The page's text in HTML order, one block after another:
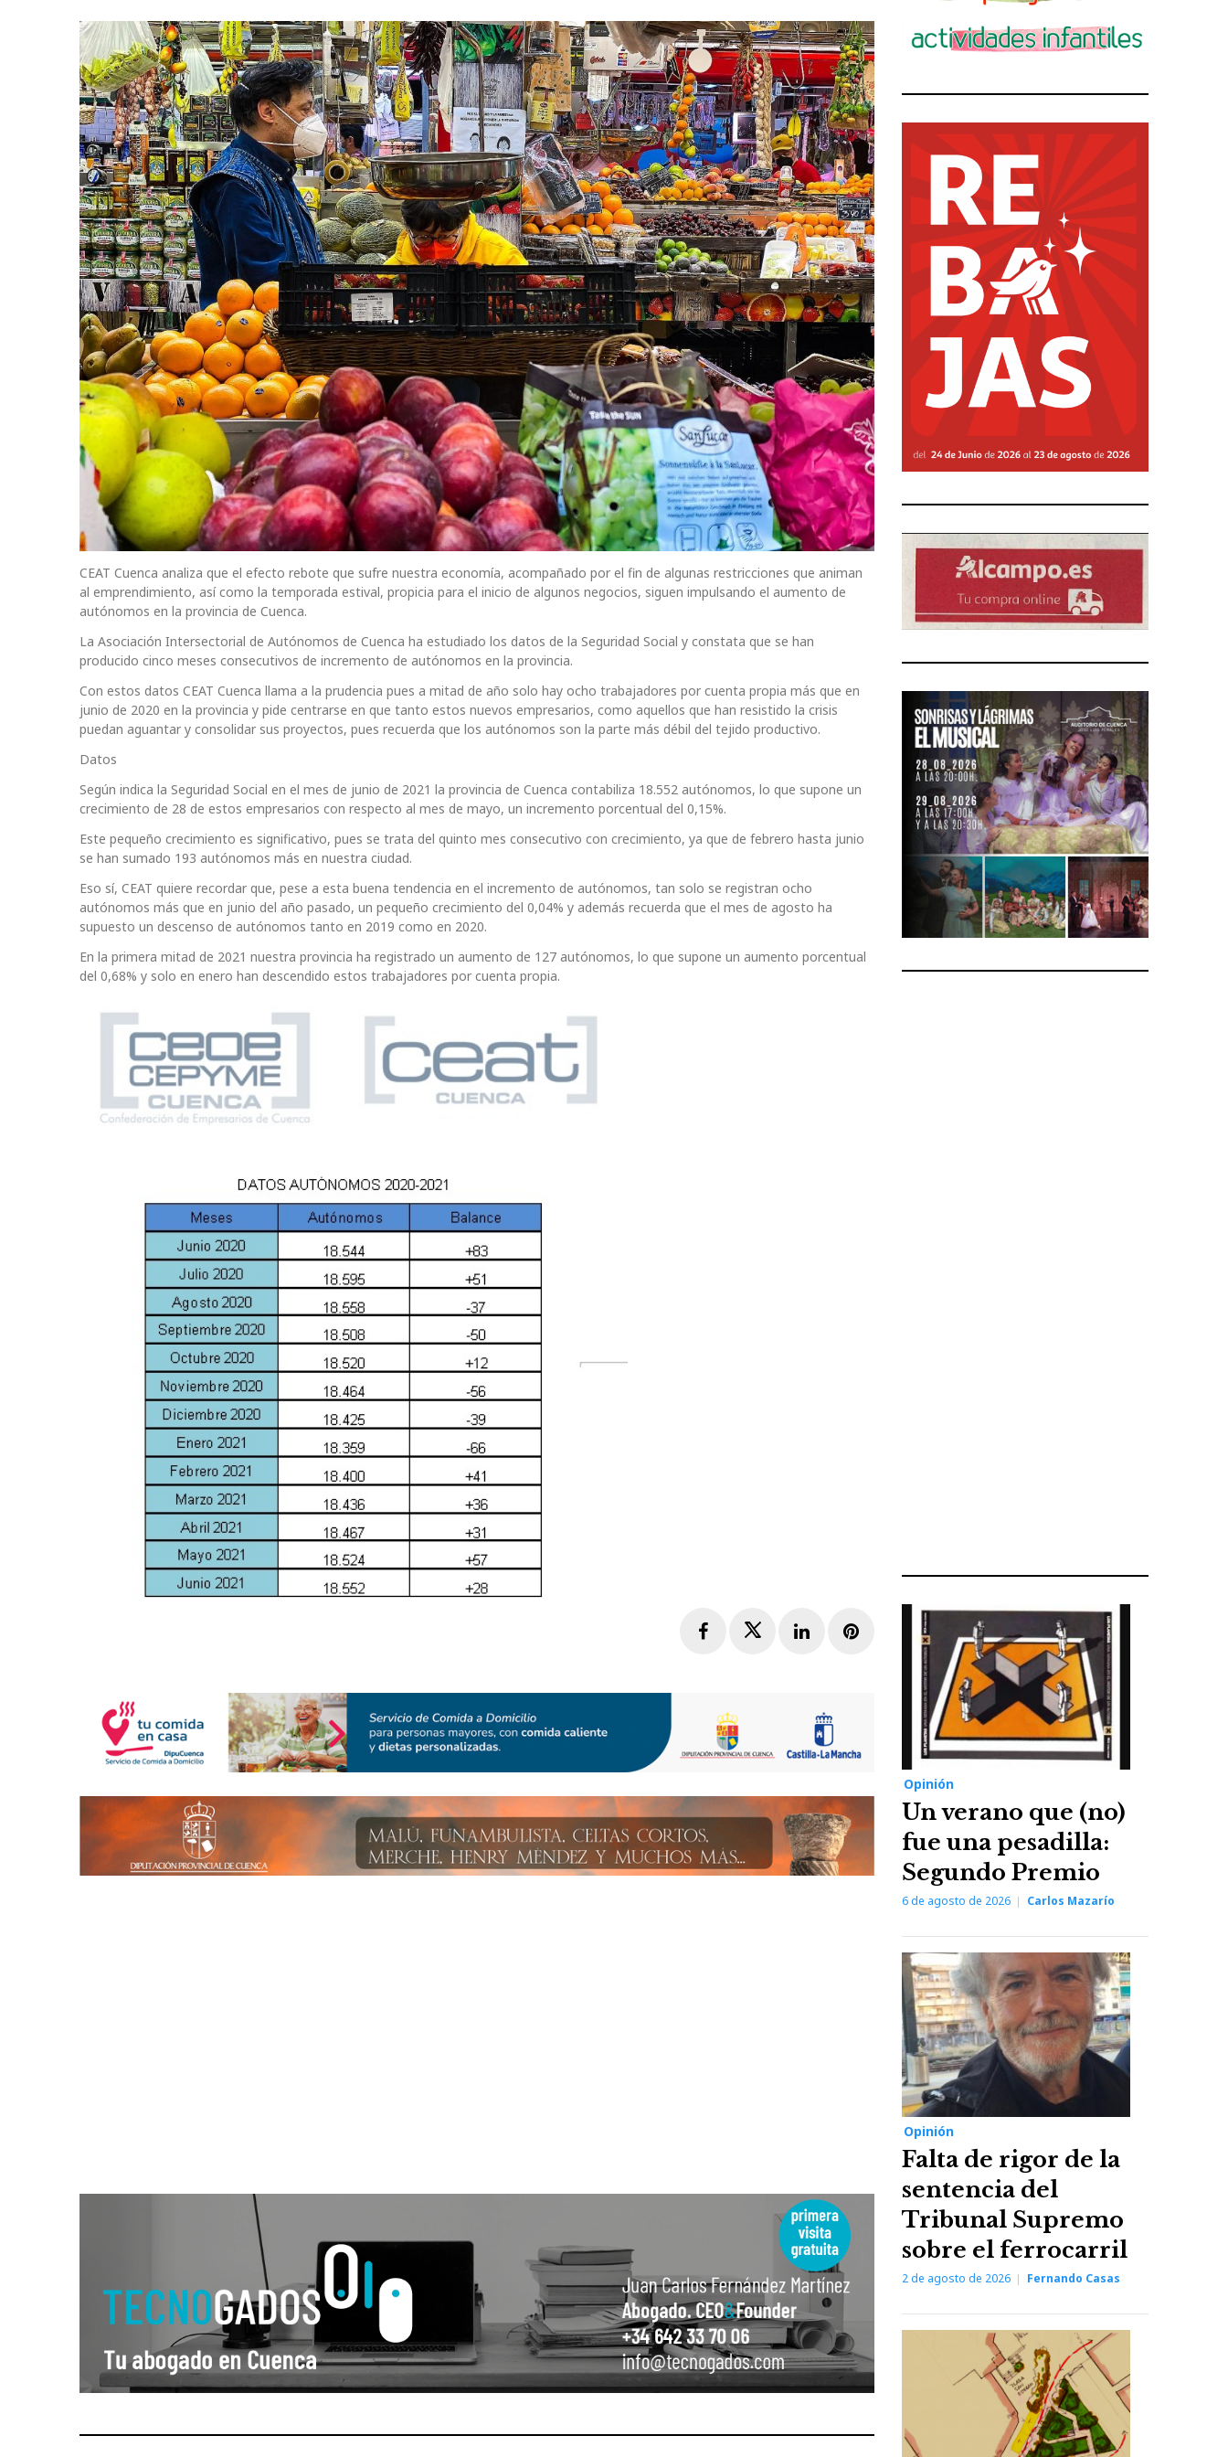
CEAT Cuenca analiza que el efecto rebote que sufre nuestra economía, acompañado por el fin de algunas restricciones que animan
al emprendimiento, así como la temporada estival, propicia para el inicio de algunos negocios, siguen impulsando el aumento de
autónomos en la provincia de Cuenca.
La Asociación Intersectorial de Autónomos de Cuenca ha estudiado los datos de la Seguridad Social y constata que se han
producido cinco meses consecutivos de incremento de autónomos en la provincia.
Con estos datos CEAT Cuenca llama a la prudencia pues a mitad de año solo hay ocho trabajadores por cuenta propia más que en
junio de 2020 en la provincia y pide centrarse en que tanto estos nuevos empresarios, como aquellos que han resistido la crisis
puedan aguantar y consolidar sus proyectos, pues recuerda que los autónomos son la parte más débil del tejido productivo.
Datos
Según indica la Seguridad Social en el mes de junio de 2021 la provincia de Cuenca contabiliza 18.552 autónomos, lo que supone un
crecimiento de 28 de estos empresarios con respecto al mes de mayo, un incremento porcentual del 0,15%.
Este pequeño crecimiento es significativo, pues se trata del quinto mes consecutivo con crecimiento, ya que de febrero hasta junio
se han sumado 193 autónomos más en nuestra ciudad.
Eso sí, CEAT quiere recordar que, pese a esta buena tendencia en el incremento de autónomos, tan solo se registran ocho
autónomos más que en junio del año pasado, un pequeño crecimiento del 0,04% y además recuerda que el mes de agosto ha
supuesto un descenso de autónomos tanto en 2019 como en 2020.
En la primera mitad de 2021 nuestra provincia ha registrado un aumento de 127 autónomos, lo que supone un aumento porcentual
del 0,68% y solo en enero han descendido estos trabajadores por cuenta propia.
FacebookTwitterLinkedInPinterest
Opinión
Un verano que (no)
fue una pesadilla:
Segundo Premio
6 de agosto de 2026 Carlos Mazarío
Opinión
Falta de rigor de la
sentencia del
Tribunal Supremo
sobre el ferrocarril
2 de agosto de 2026 Fernando Casas